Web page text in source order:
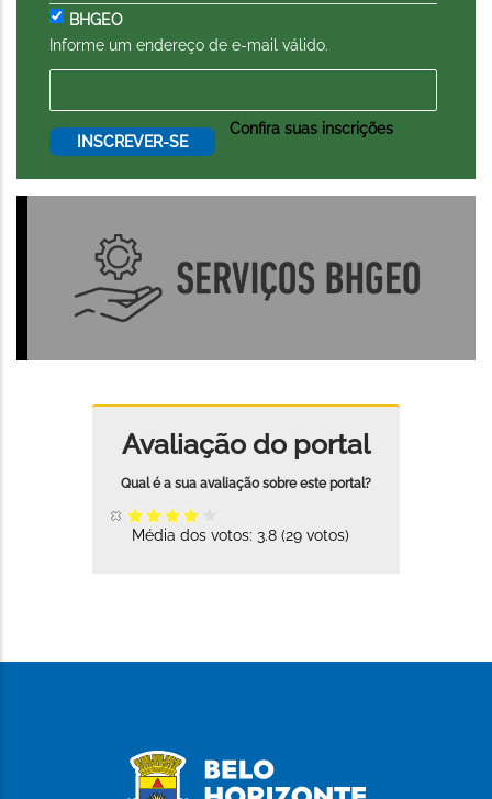
BHGEO
Informe um endereço de e-mail válido.
Confira suas inscrições
Avaliação do portal
Média dos votos: 3.8 (29 votos)